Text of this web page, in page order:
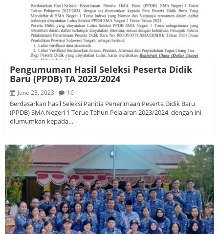
Pengumuman Hasil Seleksi Peserta Didik
Baru (PPDB) TA 2023/2024
June 23, 2023 16
Berdasarkan hasil Seleksi Panitia Penerimaan Peserta Didik Baru
(PPDB) SMA Negeri 1 Torue Tahun Pelajaran 2023/2024, dengan ini
diumumkan kepada…